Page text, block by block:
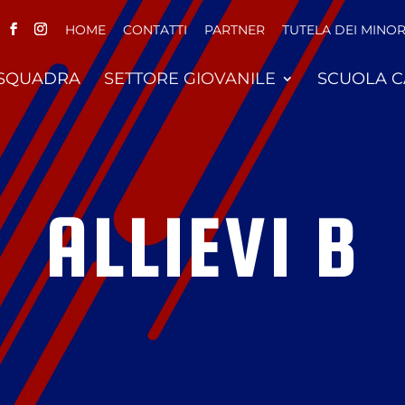
HOME CONTATTI PARTNER TUTELA DEI
SETTORE GIOVANILE SCUOLA
ALLIEVI B